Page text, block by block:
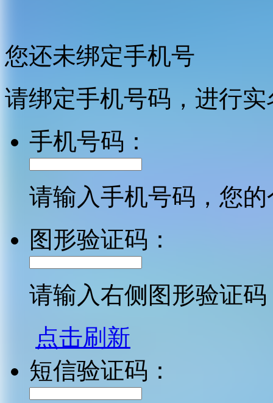
您还未绑定手机号
请绑定手机号码，进行
手机号码：
请输入手机号码，您
图形验证码：
请输入右侧图形验证码
点击刷新
短信验证码：